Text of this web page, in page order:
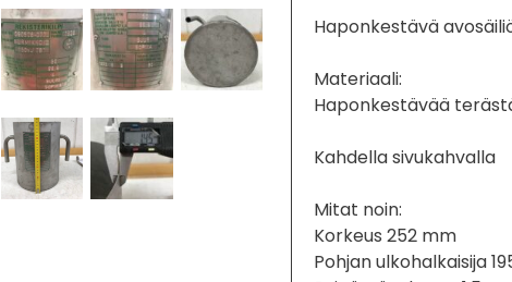
Haponkestävä
Materiaali:
Haponkestävää
Kahdella sivukahvalla
Mitat noin:
Korkeus 252 mm
Pohjan ulkohalkaisija